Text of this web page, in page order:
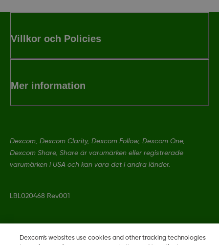
Villkor och Policies
Mer information
Dexcom, Dexcom Clarity, Dexcom Follow, Dexcom One,
Dexcom Share, Share är varumärken eller registrerade
varumärken i USA och kan vara det i andra länder.
LBL020468 Rev001
Dexcom's websites use cookies and other tracking technologies